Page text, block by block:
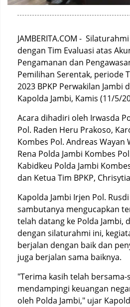
JAMBERITA.COM -
dengan Tim Evaluasi atas
Pengamanan dan
Pemilihan Serentak, periode
2023 BPKP Perwakilan Jambi
Kapolda Jambi, Kamis (11/5/
Acara dihadiri oleh Irwasda
Pol. Raden Heru Prakoso,
Kombes Pol. Andreas Wayan
Rena Polda Jambi Kombes
Kabidkeu Polda Jambi
dan Ketua Tim BPKP,
Kapolda Jambi Irjen Pol.
sambutanya mengucapkan
telah datang ke Polda Jambi,
dengan silaturahmi ini,
berjalan dengan baik dan
juga berjalan sama baiknya.
"Terima kasih telah
mendampingi keuangan
oleh Polda Jambi," ujar